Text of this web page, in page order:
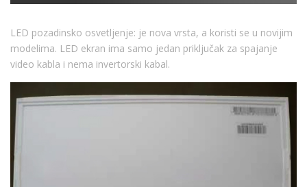
LED pozadinsko osvetljenje: je nova vrsta, a koristi se u novijim
modelima. LED ekran ima samo jedan priključak za spajanje
video kabla i nema invertorski kabal.